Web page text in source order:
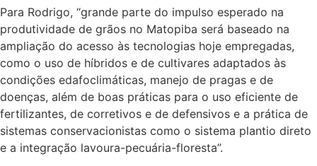
Para Rodrigo, “grande parte do impulso esperado na
produtividade de grãos no Matopiba será baseado na
ampliação do acesso às tecnologias hoje empregadas,
como o uso de híbridos e de cultivares adaptados às
condições edafoclimáticas, manejo de pragas e de
doenças, além de boas práticas para o uso eficiente de
fertilizantes, de corretivos e de defensivos e a prática de
sistemas conservacionistas como o sistema plantio direto
e a integração lavoura-pecuária-floresta”.